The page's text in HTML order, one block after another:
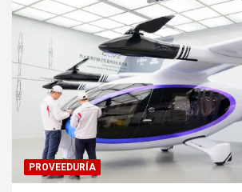
PROVEEDURÍA